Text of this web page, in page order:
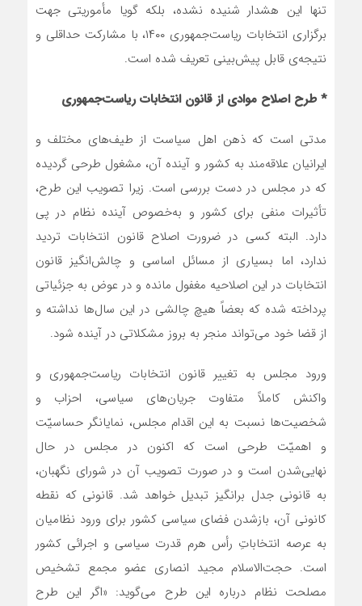
تنها این هشدار شنیده نشده، بلکه گویا مأموریتی جهت
برگزاری انتخابات ریاست‌جمهوری ۱۴۰۰، با مشارکت حداقلی و
نتیجه‌ی قابل پیش‌بینی تعریف شده است.
* طرح اصلاح موادی از قانون انتخابات ریاست‌جمهوری
مدتي است كه ذهن اهل سياست از طيف‌‌هاي مختلف و
ايرانيان علاقه‌مند به كشور و آينده آن، مشغول طرحي گردیده
كه در مجلس در دست بررسي است. زیرا تصویب این طرح،
تأثیرات منفی برای کشور و به‌خصوص آینده نظام در پی
دارد. البته كسي در ضرورت اصلاح قانون انتخابات ترديد
ندارد، اما بسياري از مسائل اساسي و چالش‌انگيز قانون
انتخابات در این اصلاحيه مغفول مانده و در عوض به جزئياتي
پرداخته ‌شده كه بعضاً هيچ چالشي در اين سال‌ها نداشته و
از قضا خود مي‌تواند منجر به بروز مشكلاتی در آينده شود.
ورود مجلس به تغییر قانون انتخابات ریاست‌جمهوری و
واکنش کاملاً متفاوت جریان‌های سیاسی، احزاب و
شخصیت‌ها نسبت به این اقدام مجلس، نمایانگر حساسیّت
و اهمیّت طرحی است که اکنون در مجلس در حال
نهایی‌شدن است و در صورت تصویب آن در شورای نگهبان،
به قانونی جدل ‌برانگیز تبدیل خواهد شد. قانونی که نقطه
کانونی آن، بازشدن فضای سیاسی کشور برای ورود نظامیان
به عرصه انتخاباتِ رأس هرم قدرت سیاسی و اجرائی کشور
است. حجت‌الاسلام مجید انصاری عضو مجمع تشخيص
مصلحت نظام درباره این طرح می‌گوید: «اگر اين طرح